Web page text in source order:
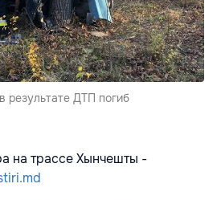
результате ДТП погиб
на трассе Хынчешты -